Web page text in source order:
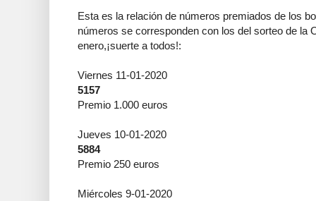
Esta es la relación de números premiados de los
números se corresponden con los del sorteo de la
enero,¡suerte a todos!:
Viernes 11-01-2020
5157
Premio 1.000 euros
Jueves 10-01-2020
5884
Premio 250 euros
Miércoles 9-01-2020